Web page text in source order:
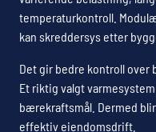
temperaturkontroll.
kan skreddersys etter
Det gir bedre kontroll over
Et riktig valgt
bærekraftsmål. Dermed
effektiv eiendomsdrift.